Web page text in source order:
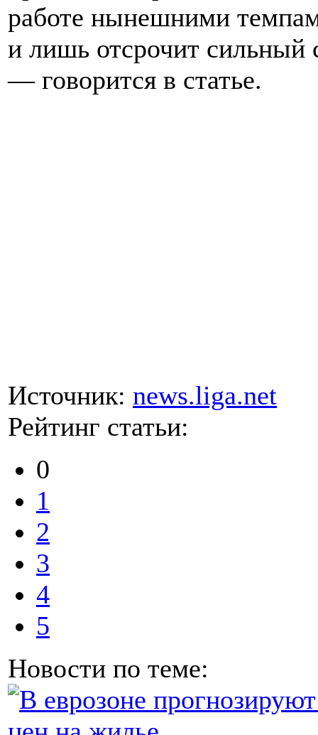
работе нынешними
и лишь отсрочит сильный
— говорится в статье.
Источник: news.liga.net
Рейтинг статьи:
0
1
2
3
4
5
Новости по теме: